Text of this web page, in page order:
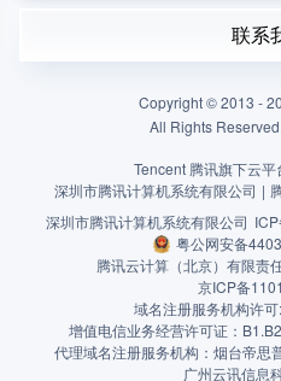
联系
Copyright © 2013 -
All Rights
Tencent 腾讯旗下云平
深圳市腾讯计算机系统有限公司 |
深圳市腾讯计算机系统有限公司
粤公网安备
腾讯云计算（北京）有限责
京ICP备
域名注册服务机构许可:
增值电信业务经营许可证：
代理域名注册服务机构：烟台帝思
广州云讯信息